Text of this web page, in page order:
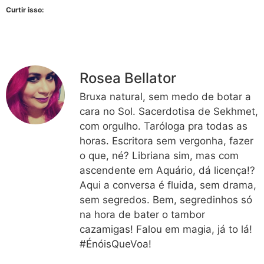
Curtir isso:
Rosea Bellator
Bruxa natural, sem medo de botar a
cara no Sol. Sacerdotisa de Sekhmet,
com orgulho. Taróloga pra todas as
horas. Escritora sem vergonha, fazer
o que, né? Libriana sim, mas com
ascendente em Aquário, dá licença!?
Aqui a conversa é fluida, sem drama,
sem segredos. Bem, segredinhos só
na hora de bater o tambor
cazamigas! Falou em magia, já to lá!
#ÉnóisQueVoa!